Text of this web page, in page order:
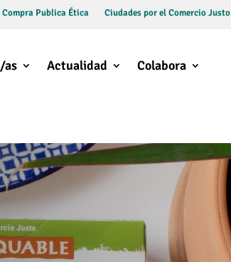
Compra Publica Ética Ciudades por el Comercio Justo
as Actualidad Colabora